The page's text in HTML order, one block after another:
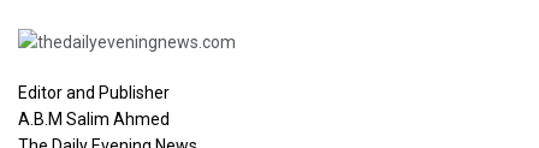
Editor and Publisher
A.B.M Salim Ahmed